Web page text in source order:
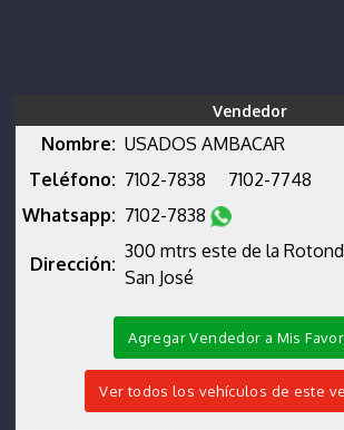
Vendedor
Nombre: USADOS AMBACAR
Teléfono: 7102-7838
7102-7748
Whatsapp: 7102-7838
Dirección:
300 mtrs este de la
San José
Agregar Vendedor a Mis
Ver todos los vehículos de este